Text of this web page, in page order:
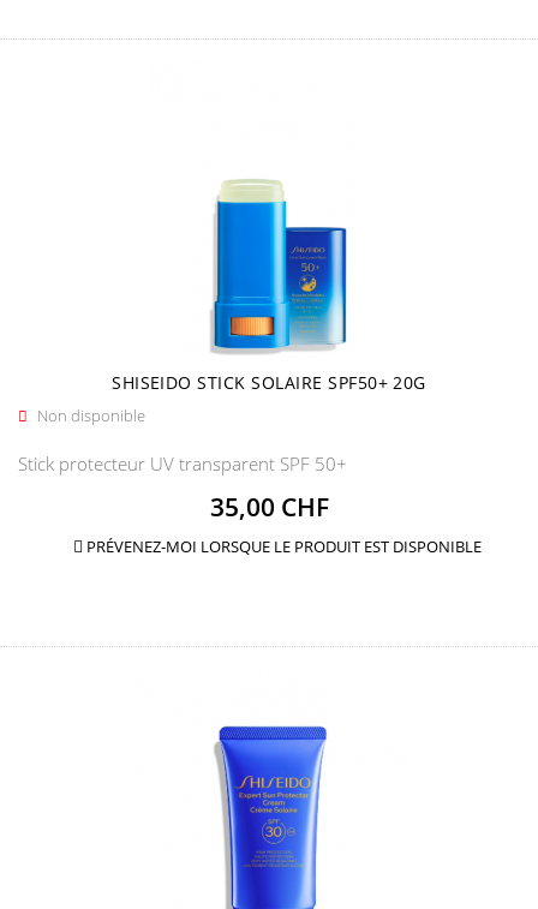
SHISEIDO STICK SOLAIRE SPF50+ 20G
 Non disponible
Stick protecteur UV transparent SPF 50+
Prix
35,00 CHF
 PRÉVENEZ-MOI LORSQUE LE PRODUIT EST DISPONIBLE